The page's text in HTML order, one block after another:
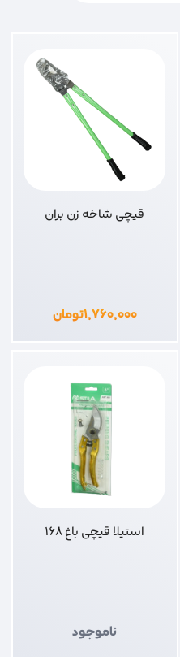
قیچی شاخه زن بران
۱,۷۶۰,۰۰۰تومان
استیلا قیچی باغ 168
ناموجود